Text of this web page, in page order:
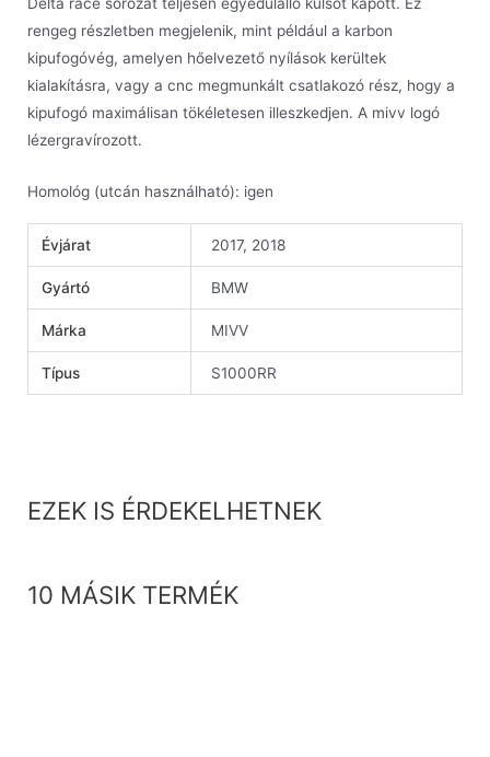
rengeg részletben megjelenik, mint például a karbon
kipufogóvég, amelyen hőelvezető nyílások kerültek
kialakításra, vagy a cnc megmunkált csatlakozó rész, hogy a
kipufogó maximálisan tökéletesen illeszkedjen. A mivv logó
lézergravírozott.
Homológ (utcán használható): igen
Évjárat 2017, 2018
Gyártó BMW
Márka MIVV
Típus S1000RR
EZEK IS ÉRDEKELHETNEK
10 MÁSIK TERMÉK